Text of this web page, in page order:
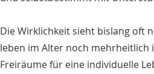
Die Wirklichkeit sieht bislang oft
leben im Alter noch mehrheitlich
Freiräume für eine individuelle